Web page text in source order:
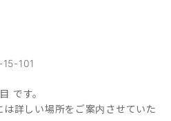
101
です。
詳しい場所をご案内させていた